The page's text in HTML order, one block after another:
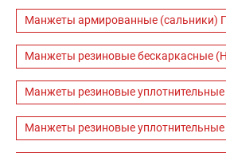
Манжеты армированные (сальники)
Манжеты резиновые бескаркасные
Манжеты резиновые
Манжеты резиновые